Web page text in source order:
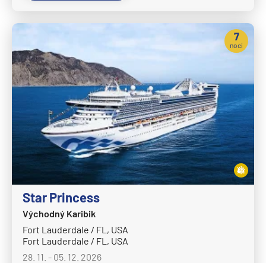
⇆ Suezský prieplav
Plavby okolo sveta
Plavba okolo sveta - segment
Plavby okolo sveta
Expedičné plavby
Antarktída
Arktída
Expedičné plavby
Galapágy
Potvrdiť zrušiť výber
Star Princess
Východný Karibik
Fort Lauderdale / FL, USA
Fort Lauderdale / FL, USA
28. 11. - 05. 12. 2026
7
nocí